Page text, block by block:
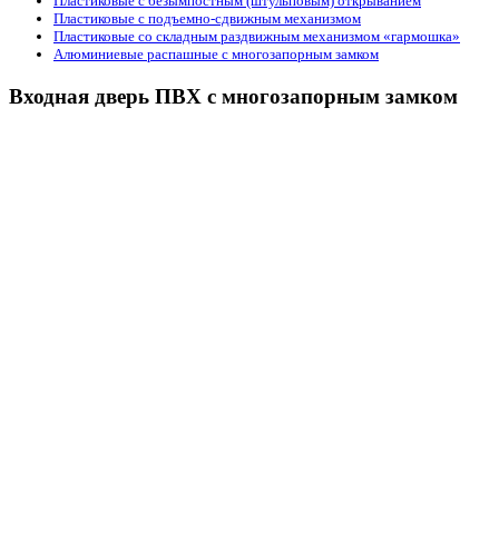
Пластиковые с подъемно-сдвижным механизмом
Пластиковые со складным раздвижным механизмом «гармошка»
Алюминиевые распашные с многозапорным замком
Входная дверь ПВХ с многозапорным замком